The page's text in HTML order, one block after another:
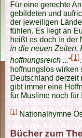
Für eine gerechte
gebildeten und
der jeweiligen
fühlen. Es liegt an
heißt es doch in der
in die neuen Zeiten,
hoffnungsreich ...“[1]
hoffnungslos wirken
Deutschland derzeit
gibt immer eine
für Muslime noch für
[1]Nationalhymne
Bücher zum